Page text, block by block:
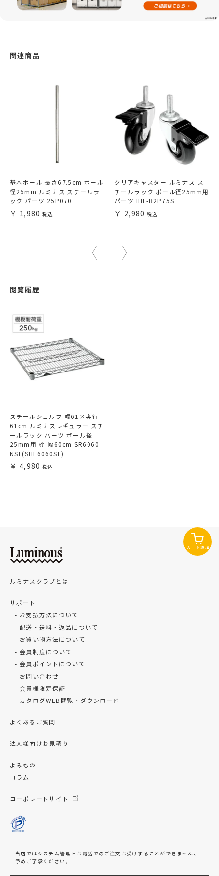
関連商品
基本ポール 長さ67.5cm ポール
径25mm ルミナス スチールラ
ック パーツ 25P070
1,980
クリアキャスター ルミナス ス
チールラック ポール径25mm用
パーツ IHL-B2P75S
2,980
閲覧履歴
スチールシェルフ 幅61×奥行
61cm ルミナスレギュラー スチ
ールラック パーツ ポール径
25mm用 棚 幅60cm SR6060-
NSL(SHL6060SL)
4,980
カート追加
ルミナスクラブとは
サポート
お支払方法について
配送・送料・返品について
お買い物方法について
会員制度について
会員ポイントについて
お問い合わせ
会員様限定保証
カタログWEB閲覧・ダウンロード
よくあるご質問
法人様向けお見積り
よみもの
コラム
コーポレートサイト
当店ではシステム管理上お電話でのご注文お受けすることができません、
予めご了承ください。